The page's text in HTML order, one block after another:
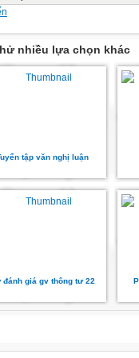
nhiều lựa chọn khác
tập văn nghị luận
đánh giá gv thông tư 22